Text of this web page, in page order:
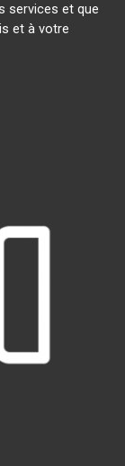
services et que
et à votre